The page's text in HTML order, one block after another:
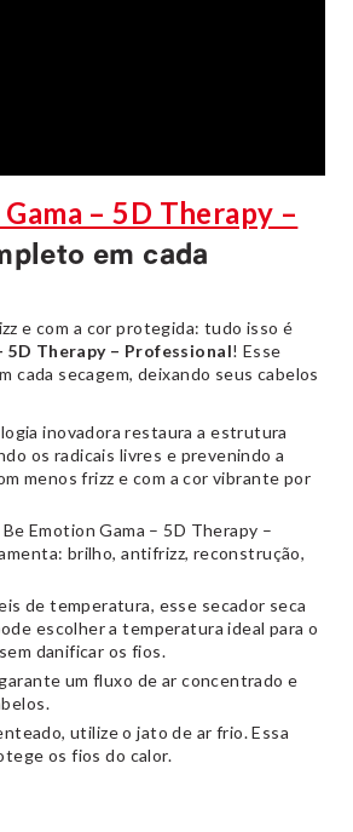
– 5D Therapy –
em cada
e com a cor protegida: tudo isso é
5D Therapy – Professional! Esse
secagem, deixando seus cabelos
inovadora restaura a estrutura
os radicais livres e prevenindo a
menos frizz e com a cor vibrante por
Emotion Gama – 5D Therapy –
brilho, antifrizz, reconstrução,
de temperatura, esse secador seca
escolher a temperatura ideal para o
danificar os fios.
um fluxo de ar concentrado e
utilize o jato de ar frio. Essa
os fios do calor.